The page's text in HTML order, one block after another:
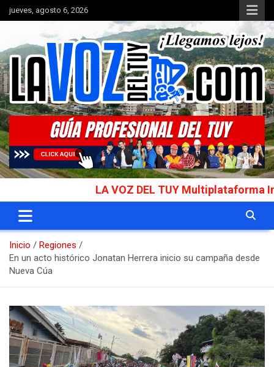
Saltar
al
jueves, agosto 6, 2026
La Voz del Tuy
Portal de noticias
LA VOZ DEL TUY Multiplataforma
Inicio
Regiones
En un acto histórico Jonatan Herrera inicio su campaña desde
Nueva Cúa